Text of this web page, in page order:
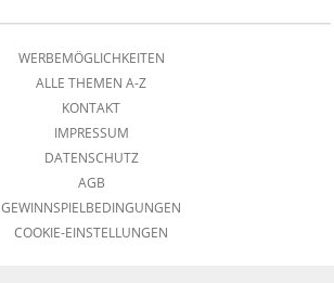
WERBEMÖGLICHKEITEN
ALLE THEMEN A-Z
KONTAKT
IMPRESSUM
DATENSCHUTZ
AGB
GEWINNSPIELBEDINGUNGEN
COOKIE-EINSTELLUNGEN